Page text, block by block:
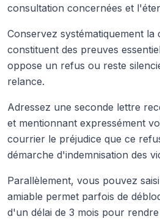
consultation concernées et
Conservez systématiquement
constituent des preuves
oppose un refus ou reste
relance.
Adressez une seconde lettre
et mentionnant expressément
courrier le préjudice que ce
démarche d'indemnisation des
Parallèlement, vous pouvez
amiable permet parfois de
d'un délai de 3 mois pour